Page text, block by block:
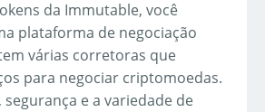
da Immutable, você
plataforma de negociação
várias corretoras que
para negociar criptomoedas.
segurança e a variedade de